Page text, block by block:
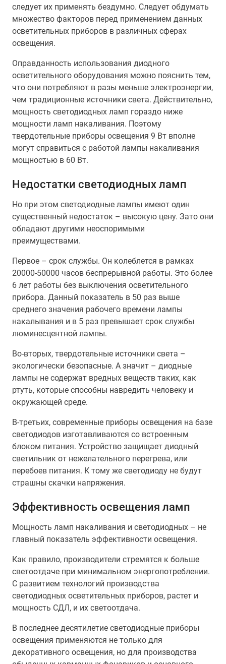
следует их применять бездумно. Следует обдумать
множество факторов перед применением данных
осветительных приборов в различных сферах
освещения.
Оправданность использования диодного
осветительного оборудования можно пояснить тем,
что они потребляют в разы меньше электроэнергии,
чем традиционные источники света. Действительно,
мощность светодиодных ламп гораздо ниже
мощности ламп накаливания. Поэтому
твердотельные приборы освещения 9 Вт вполне
могут справиться с работой лампы накаливания
мощностью в 60 Вт.
Недостатки светодиодных ламп
Но при этом светодиодные лампы имеют один
существенный недостаток – высокую цену. Зато они
обладают другими неоспоримыми
преимуществами.
Первое – срок службы. Он колеблется в рамках
20000-50000 часов беспрерывной работы. Это более
6 лет работы без выключения осветительного
прибора. Данный показатель в 50 раз выше
среднего значения рабочего времени лампы
накалывания и в 5 раз превышает срок службы
люминесцентной лампы.
Во-вторых, твердотельные источники света –
экологически безопасные. А значит – диодные
лампы не содержат вредных веществ таких, как
ртуть, которые способны навредить человеку и
окружающей среде.
В-третьих, современные приборы освещения на базе
светодиодов изготавливаются со встроенным
блоком питания. Устройство защищает диодный
светильник от нежелательного перегрева, или
перебоев питания. К тому же светодиоду не будут
страшны скачки напряжения.
Эффективность освещения ламп
Мощность ламп накаливания и светодиодных – не
главный показатель эффективности освещения.
Как правило, производители стремятся к больше
светоотдаче при минимальном энергопотреблении.
С развитием технологий производства
светодиодных осветительных приборов, растет и
мощность СДЛ, и их светоотдача.
В последнее десятилетие светодиодные приборы
освещения применяются не только для
декоративного освещения, но для производства